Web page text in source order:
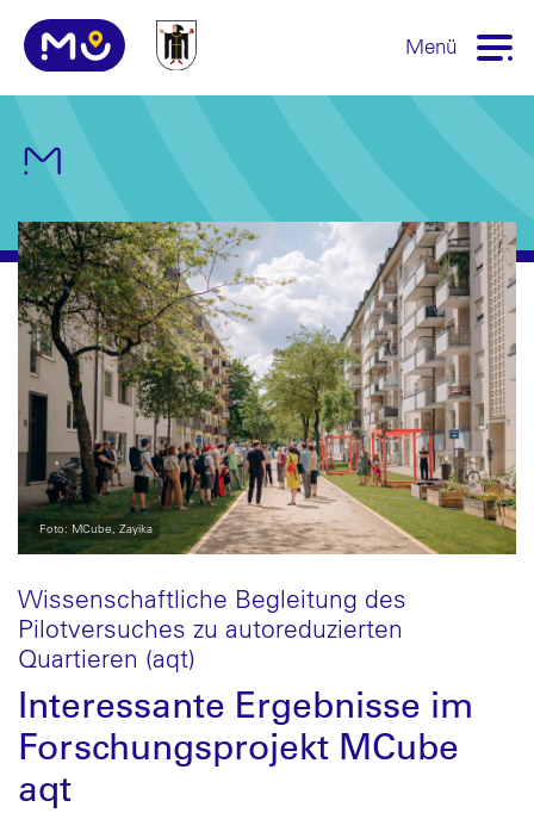
Menü
Wissenschaftliche Begleitung des
Pilotversuches zu autoreduzierten
Quartieren (aqt)
Interessante Ergebnisse im
Forschungsprojekt MCube
aqt
Foto: MCube, Zayika